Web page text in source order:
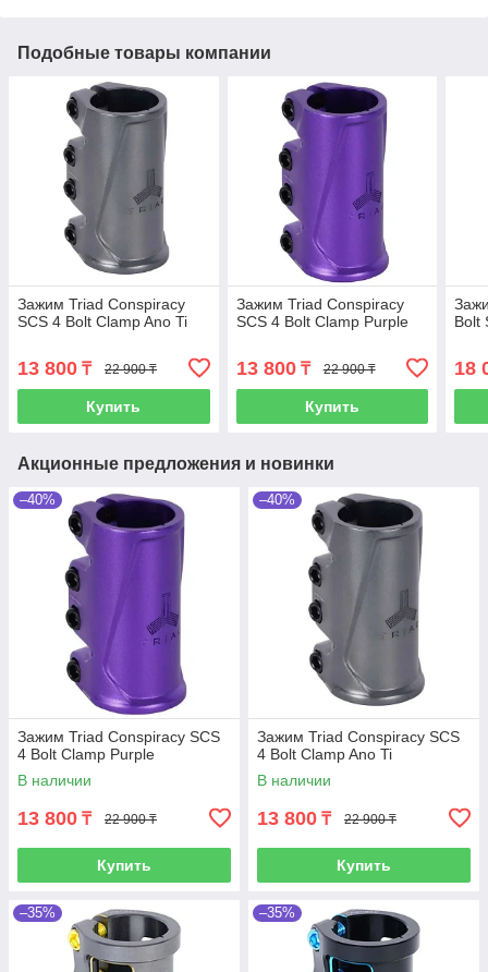
Подобные товары компании
Зажим Triad Conspiracy
SCS 4 Bolt Clamp Ano Ti
13 800 ₸ 22 900 ₸
Купить
Зажим Triad Conspiracy
SCS 4 Bolt Clamp Purple
13 800₸ 22 900 ₸
Купить
Bolt
18
Акционные предложения и новинки
–40%
Зажим Triad Conspiracy SCS
4 Bolt Clamp Purple
В наличии
13 800 ₸ 22 900 ₸
Купить
–40%
Зажим Triad Conspiracy SCS
4 Bolt Clamp Ano Ti
В наличии
13 800 ₸ 22 900 ₸
Купить
–35% –35%